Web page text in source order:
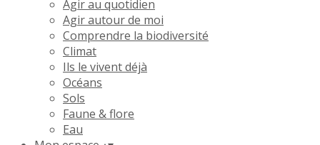
Agir au quotidien
Agir autour de moi
Comprendre la biodiversité
Climat
Ils le vivent déjà
Océans
Sols
Faune & flore
Eau